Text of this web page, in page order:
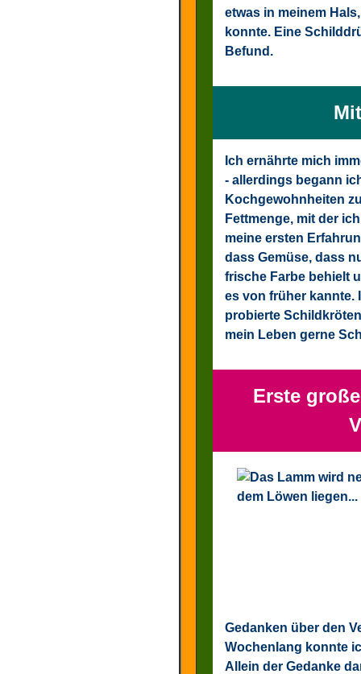
etwas in meinem
konnte. Eine
Befund.
ch ernährte mich
- allerdings begann
Kochgewohnheiten
Fettmenge, mit der
meine ersten
dass Gemüse, dass
frische Farbe behielt
es von früher kannte.
probierte
mein Leben gerne
Erste
Gedanken über den
Wochenlang konnte
Allein der Gedanke